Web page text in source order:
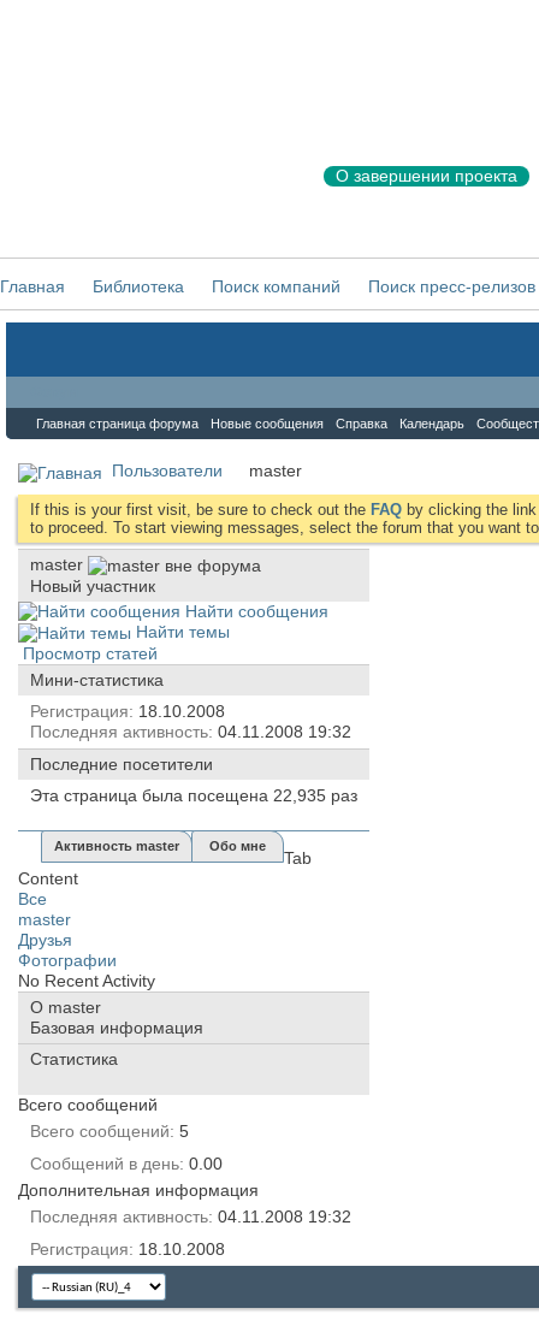
О завершении проекта
Главная Библиотека Поиск компаний Поиск пресс-релизов
Главная страница форума Новые сообщения Справка Календарь
Пользователи master
If this is your first visit, be sure to check out the FAQ by clicking the
to proceed. To start viewing messages, select the forum that you want
master
Новый участник
Найти сообщения
Найти темы
Просмотр статей
Мини-статистика
Регистрация
18.10.2008
Последняя активность 04.11.2008 19:32
Последние посетители
Эта страница была посещена 22,935 раз
Активность master Обо мне
Tab
Content
Все
master
Друзья
Фотографии
No Recent Activity
О master
Базовая информация
Статистика
Всего сообщений
Всего сообщений 5
Сообщений в день 0.00
Дополнительная информация
Последняя активность 04.11.2008 19:32
Регистрация
18.10.2008